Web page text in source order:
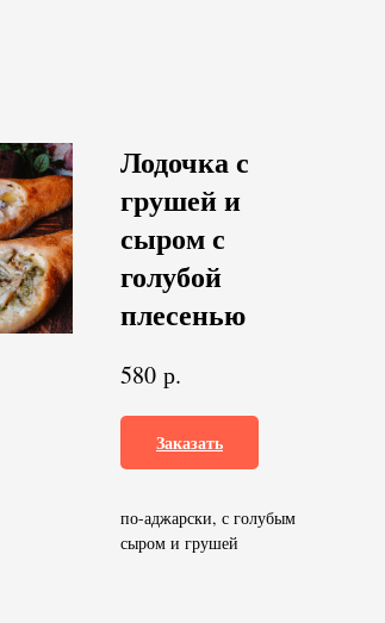
Лодочка с
грушей и
сыром с
голубой
плесенью
580 р.
Заказать
по-аджарски, с голубым
сыром и грушей